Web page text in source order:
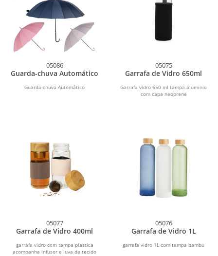
05086
Guarda-chuva Automático
Guarda-chuva Automático
05075
Garrafa de Vidro 650ml
Garrafa vidro 650 ml tampa aluminio
com capa neoprene
05077
Garrafa de Vidro 400ml
garrafa vidro com tampa plastica
acompanha infusor e luva de tecido
05076
Garrafa de Vidro 1L
garrafa vidro 1L com tampa bambu